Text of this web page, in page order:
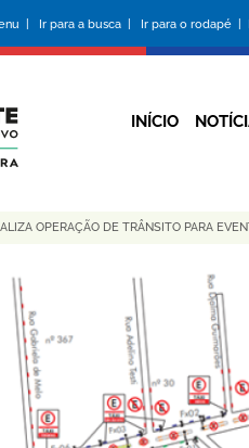
| Ir para a busca | Ir para o rodapé |
INÍCIO
OPERAÇÃO DE TRÂNSITO PARA